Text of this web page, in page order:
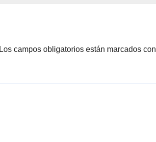
Los campos obligatorios están marcados con